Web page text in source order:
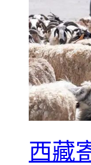
西藏